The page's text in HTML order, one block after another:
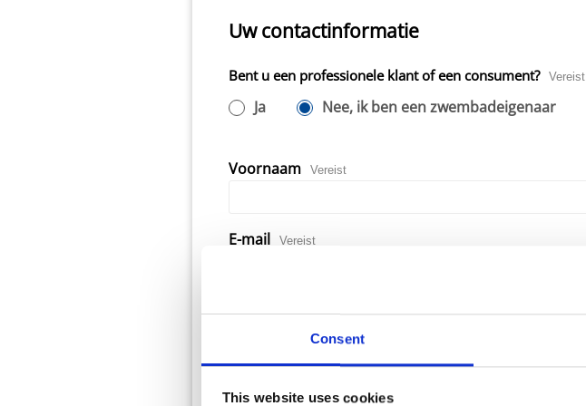
Consent
This website uses cookies
Uw contactinformatie
Bent u een professionele klant of een consument? Vereist
Ja Nee, ik ben een zwembadeigenaar
Voornaam Vereist
E-mail Vereist
Land Vereist